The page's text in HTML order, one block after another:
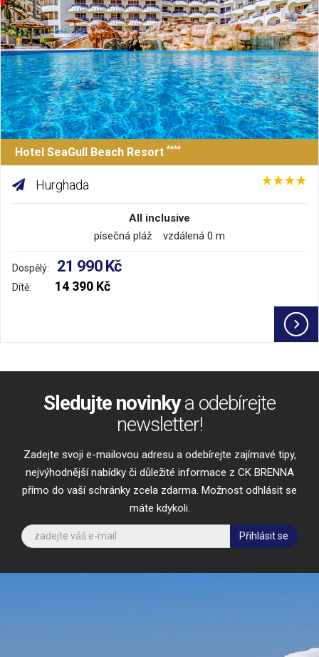
Hotel SeaGull Beach Resort ****
Hurghada
All inclusive
písečná pláž vzdálená 0 m
Dospělý: 21 990 Kč
Dítě: 14 390 Kč
Sledujte novinkya odebírejte
newsletter!
Zadejte svoji e-mailovou adresu a odebírejte zajímavé tipy,
nejvýhodnější nabídky či důležité informace z CK BRENNA
přímo do vaší schránky zcela zdarma. Možnost odhlásit se
máte kdykoli.
Přihlásit se